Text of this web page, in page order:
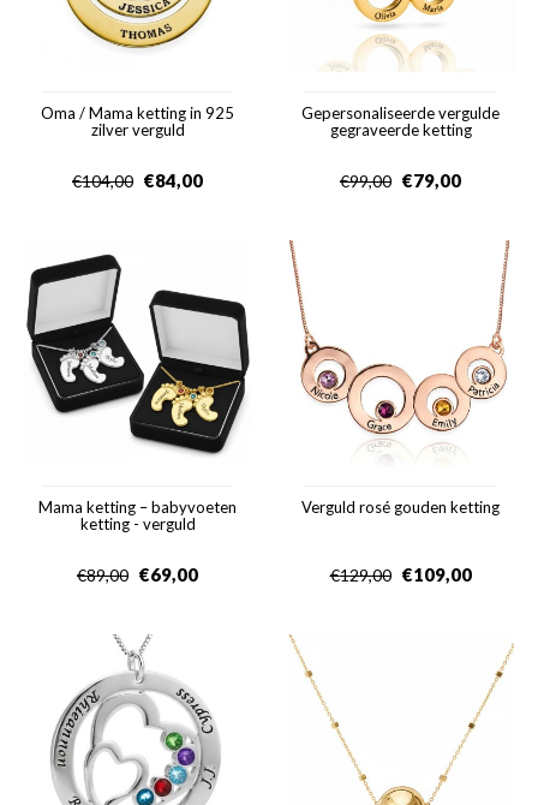
Oma / Mama ketting in 925
zilver verguld
€104,00 €84,00
Gepersonaliseerde vergulde
gegraveerde ketting
€99,00 €79,00
Mama ketting – babyvoeten
ketting - verguld
€89,00 €69,00
Verguld rosé gouden ketting
€129,00 €109,00